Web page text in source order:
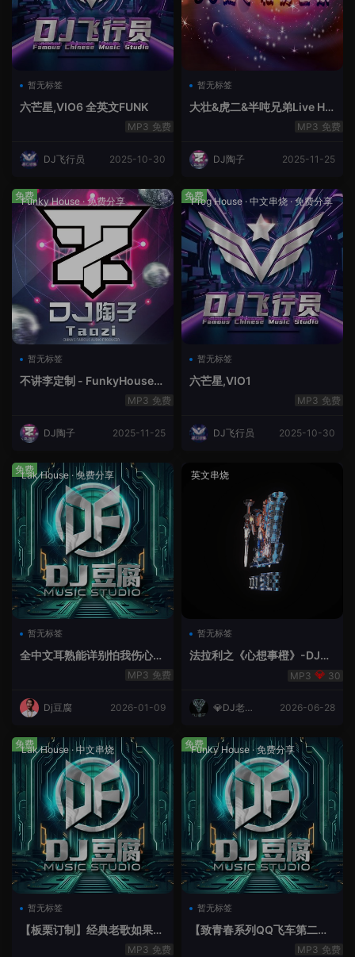
暂无标签
六芒星,VIO6 全英文FUNK
免费
DJ飞行员 2025-10-30
暂无标签
大壮&虎二&半吨兄弟Live Ho
免费
DJ陶子 2025-11-25
Funky House·免费分享
暂无标签
不讲李定制 - FunkyHouse全
免费
DJ陶子 2025-11-25
免费 Prog House · 中文串烧·免费分享
暂无标签
六芒星,VIO1
免费
DJ飞行员 2025-10-30
免费
Lak House · 免费分享
暂无标签
全中文耳熟能详别怕我伤心
爱的代价lakHouse专辑v59R
免费
Dj豆腐 2026-01-09
免费 英文串烧
暂无标签
法拉利之《心想事橙》-DJ老
30
💎DJ老王
2026-06-28
Lak House · 中文串烧
暂无标签
【板栗订制】经典老歌如果最
后不是你House Lak串烧弹免费
免费 Funky House ·免费分享
暂无标签
【致青春系列QQ飞车第二季
免费
免费